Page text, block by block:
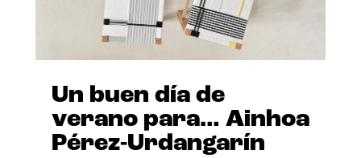
Un buen día de
verano para… Ainhoa
Pérez-Urdangarín